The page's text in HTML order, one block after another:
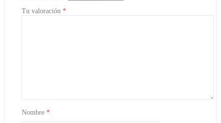
Tu valoración *
Nombre *